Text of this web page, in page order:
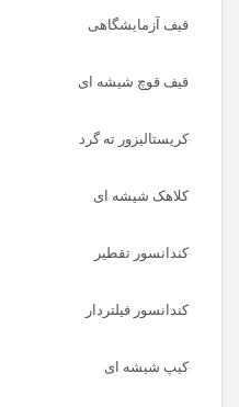
قیف آزمایشگاهی
قیف قوچ شیشه ای
کریستالیزور ته گرد
کلاهک شیشه ای
کندانسور تقطیر
کندانسور فیلتردار
کیپ شیشه ای